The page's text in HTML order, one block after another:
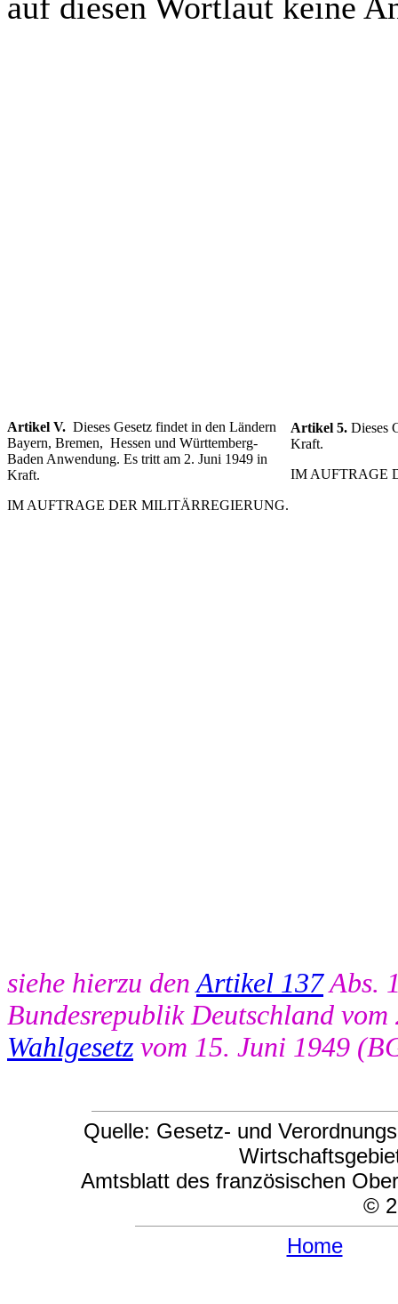
Artikel V. Dieses Gesetz findet in den Ländern
Bayern, Bremen, Hessen und Württemberg-
Baden Anwendung. Es tritt am 2. Juni 1949 in
Kraft.
IM AUFTRAGE DER MILITÄRREGIERUNG.
Artikel 5. Dieses
Kraft.
IM AUFTRAGE
siehe hierzu denArtikel 137Abs.
Bundesrepublik Deutschland
Wahlgesetz vom 15. Juni 1949
Quelle: Gesetz- und
Amtsblatt des französischen
©
Home